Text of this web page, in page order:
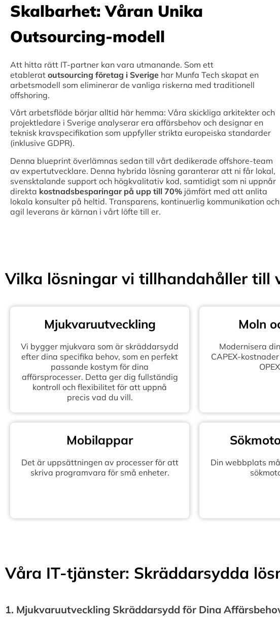
Skalbarhet: Våran Unika
Outsourcing-modell
Att hitta rätt IT-partner kan vara utmanande. Som ett
etablerat outsourcing företag i Sverige har Munfa Tech skapat en
arbetsmodell som eliminerar de vanliga riskerna med traditionell
offshoring.
Vårt arbetsflöde börjar alltid här hemma: Våra skickliga arkitekter och
projektledare i Sverige analyserar era affärsbehov och designar en
teknisk kravspecifikation som uppfyller strikta europeiska standarder
(inklusive GDPR).
Denna blueprint överlämnas sedan till vårt dedikerade offshore-team
av expertutvecklare. Denna hybrida lösning garanterar att ni får lokal,
svensktalande support och högkvalitativ kod, samtidigt som ni uppnår
direkta kostnadsbesparingar på upp till 70% jämfört med att anlita
lokala konsulter på heltid. Transparens, kontinuerlig kommunikation och
agil leverans är kärnan i vårt löfte till er.
Vilka lösningar vi tillhandahåller till
Mjukvaruutveckling
Vi bygger mjukvara som är skräddarsydd
efter dina specifika behov, som en perfekt
passande kostym för dina
affärsprocesser. Detta ger dig fullständig
kontroll och flexibilitet för att uppnå
precis vad du vill.
Moln
Modernisera
CAPEX-
Mobilappar
Det är uppsättningen av processer för att
skriva programvara för små enheter.
Din webbplats
Våra IT-tjänster: Skräddarsydda
1.⁠ ⁠Mjukvaruutveckling Skräddarsydd för Dina